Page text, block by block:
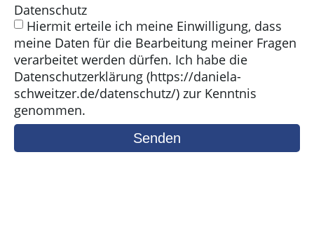
Datenschutz
Hiermit erteile ich meine Einwilligung, dass
meine Daten für die Bearbeitung meiner Fragen
verarbeitet werden dürfen. Ich habe die
Datenschutzerklärung (https://daniela-
schweitzer.de/datenschutz/) zur Kenntnis
genommen.
Senden